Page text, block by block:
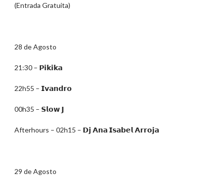
(Entrada Gratuita)
28 de Agosto
21:30 – 𝗣𝗶𝗸𝗶𝗸𝗮
22h55 – 𝗜𝘃𝗮𝗻𝗱𝗿𝗼
00h35 – 𝗦𝗹𝗼𝘄 𝗝
Afterhours – 02h15 – 𝗗𝗷 𝗔𝗻𝗮 𝗜𝘀𝗮𝗯𝗲𝗹 𝗔𝗿𝗿𝗼𝗷𝗮
29 de Agosto